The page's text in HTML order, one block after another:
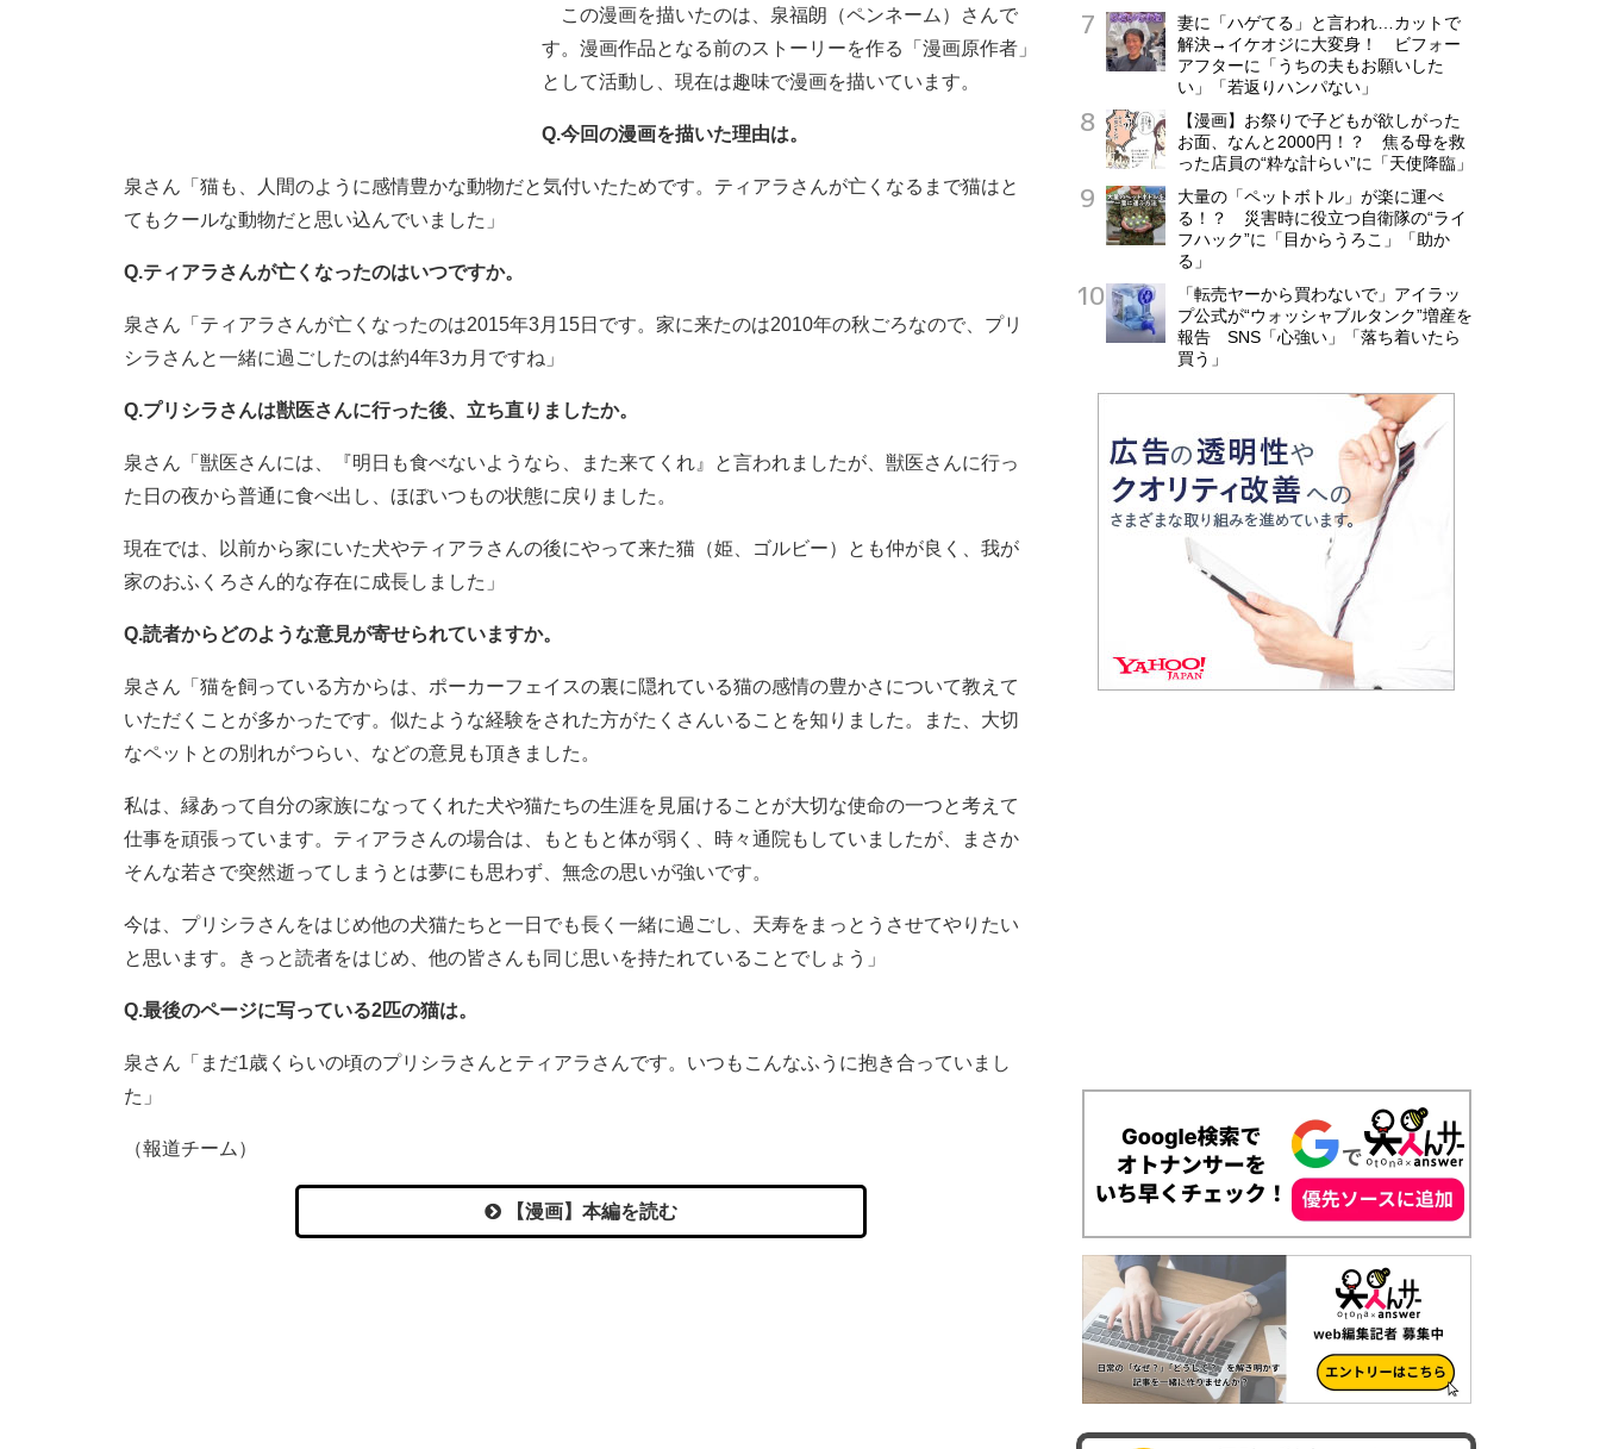
この漫画を描いたのは、泉福朗（ペンネーム）さんで
す。漫画作品となる前のストーリーを作る「漫画原作者」
として活動し、現在は趣味で漫画を描いています。
Q.今回の漫画を描いた理由は。
泉さん「猫も、人間のように感情豊かな動物だと気付いたためです。ティアラさんが亡くなるまで猫はと
てもクールな動物だと思い込んでいました」
Q.ティアラさんが亡くなったのはいつですか。
泉さん「ティアラさんが亡くなったのは2015年3月15日です。家に来たのは2010年の秋ごろなので、プリ
シラさんと一緒に過ごしたのは約4年3カ月ですね」
Q.プリシラさんは獣医さんに行った後、立ち直りましたか。
泉さん「獣医さんには、『明日も食べないようなら、また来てくれ』と言われましたが、獣医さんに行っ
た日の夜から普通に食べ出し、ほぼいつもの状態に戻りました。
現在では、以前から家にいた犬やティアラさんの後にやって来た猫（姫、ゴルビー）とも仲が良く、我が
家のおふくろさん的な存在に成長しました」
Q.読者からどのような意見が寄せられていますか。
泉さん「猫を飼っている方からは、ポーカーフェイスの裏に隠れている猫の感情の豊かさについて教えて
いただくことが多かったです。似たような経験をされた方がたくさんいることを知りました。また、大切
なペットとの別れがつらい、などの意見も頂きました。
私は、縁あって自分の家族になってくれた犬や猫たちの生涯を見届けることが大切な使命の一つと考えて
仕事を頑張っています。ティアラさんの場合は、もともと体が弱く、時々通院もしていましたが、まさか
そんな若さで突然逝ってしまうとは夢にも思わず、無念の思いが強いです。
今は、プリシラさんをはじめ他の犬猫たちと一日でも長く一緒に過ごし、天寿をまっとうさせてやりたい
と思います。きっと読者をはじめ、他の皆さんも同じ思いを持たれていることでしょう」
Q.最後のページに写っている2匹の猫は。
泉さん「まだ1歳くらいの頃のプリシラさんとティアラさんです。いつもこんなふうに抱き合っていまし
た」
（報道チーム）
【漫画】本編を読む
妻に「ハゲてる」と言われ…カットで
解決→イケオジに大変身！ ビフォー
アフターに「うちの夫もお願いした
い」「若返りハンパない」
【漫画】お祭りで子どもが欲しがった
お面、なんと2000円！？ 焦る母を救
った店員の“粋な計らい”に「天使降臨」
大量の「ペットボトル」が楽に運べ
る！？ 災害時に役立つ自衛隊の“ライ
フハック”に「目からうろこ」「助か
る」
「転売ヤーから買わないで」アイラッ
プ公式が“ウォッシャブルタンク”増産を
報告 SNS「心強い」「落ち着いたら
買う」